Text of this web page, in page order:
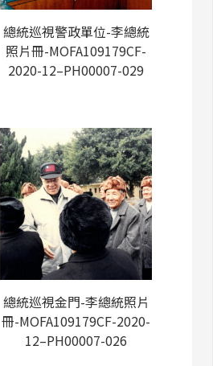
總統巡視警政單位-李總統
照片冊-MOFA109179CF-
2020-12–PH00007-029
總統巡視金門-李總統照片
冊-MOFA109179CF-2020-
12–PH00007-026